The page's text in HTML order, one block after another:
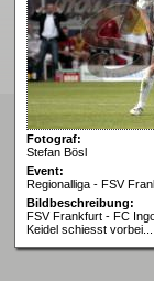
Fotograf:
Stefan Bösl
Event:
Regionalliga - FSV
Bildbeschreibung:
FSV Frankfurt - FC
Keidel schiesst